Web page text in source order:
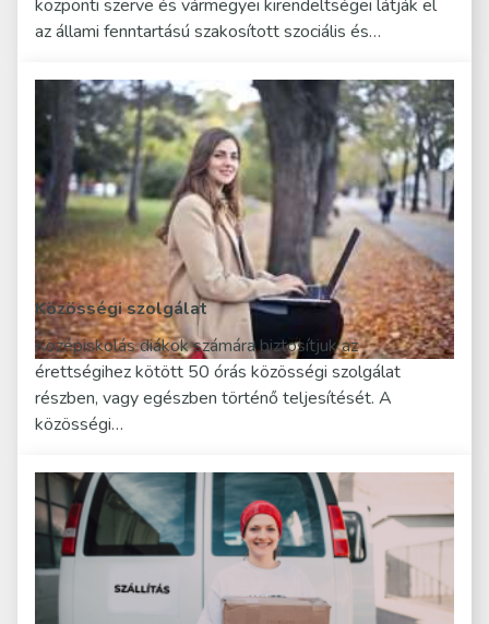
központi szerve és vármegyei kirendeltségei látják el
az állami fenntartású szakosított szociális és…
Közösségi szolgálat
Középiskolás diákok számára biztosítjuk az
érettségihez kötött 50 órás közösségi szolgálat
részben, vagy egészben történő teljesítését. A
közösségi…